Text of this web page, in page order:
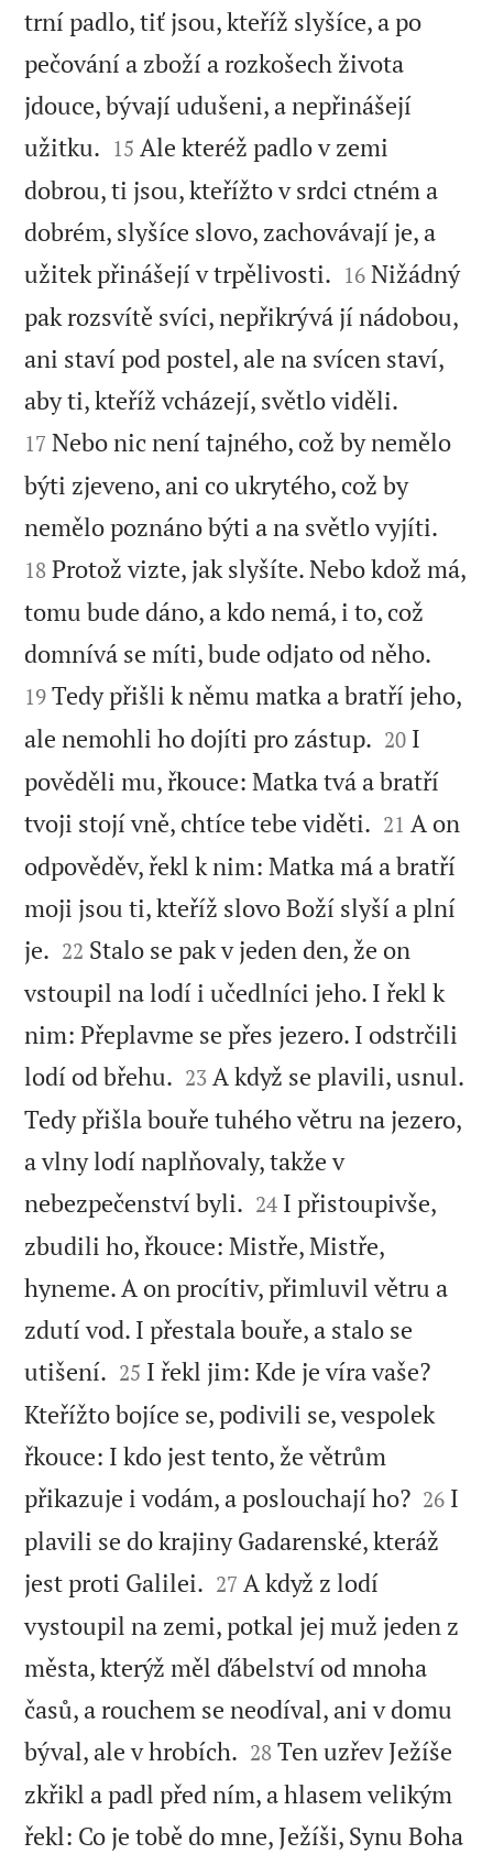
trní padlo, tiť jsou, kteříž slyšíce, a po
pečování a zboží a rozkošech života
jdouce, bývají udušeni, a nepřinášejí
užitku. 

15 Ale kteréž padlo v zemi
dobrou, ti jsou, kteřížto v srdci ctném a
dobrém, slyšíce slovo, zachovávají je, a
užitek přinášejí v trpělivosti. 

16 Nižádný
pak rozsvítě svíci, nepřikrývá jí nádobou,
ani staví pod postel, ale na svícen staví,
aby ti, kteříž vcházejí, světlo viděli.
17 Nebo nic není tajného, což by nemělo
býti zjeveno, ani co ukrytého, což by
nemělo poznáno býti a na světlo vyjíti.
18 Protož vizte, jak slyšíte. Nebo kdož má,
tomu bude dáno, a kdo nemá, i to, což
domnívá se míti, bude odjato od něho.
19 Tedy přišli k němu matka a bratří jeho,
ale nemohli ho dojíti pro zástup. 

20 I
pověděli mu, řkouce: Matka tvá a bratří
tvoji stojí vně, chtíce tebe viděti. 

21 A on
odpověděv, řekl k nim: Matka má a bratří
moji jsou ti, kteříž slovo Boží slyší a plní
je. 

22 Stalo se pak v jeden den, že on
vstoupil na lodí i učedlníci jeho. I řekl k
nim: Přeplavme se přes jezero. I odstrčili
lodí od břehu. 

23 A když se plavili, usnul.
Tedy přišla bouře tuhého větru na jezero,
a vlny lodí naplňovaly, takže v
nebezpečenství byli. 

24 I přistoupivše,
zbudili ho, řkouce: Mistře, Mistře,
hyneme. A on procítiv, přimluvil větru a
zdutí vod. I přestala bouře, a stalo se
utišení. 

25 I řekl jim: Kde je víra vaše?
Kteřížto bojíce se, podivili se, vespolek
řkouce: I kdo jest tento, že větrům
přikazuje i vodám, a poslouchají ho?
26 I
plavili se do krajiny Gadarenské, kteráž
jest proti Galilei. 

27 A když z lodí
vystoupil na zemi, potkal jej muž jeden z
města, kterýž měl ďábelství od mnoha
časů, a rouchem se neodíval, ani v domu
býval, ale v hrobích. 

28 Ten uzřev Ježíše
zkřikl a padl před ním, a hlasem velikým
řekl: Co je tobě do mne, Ježíši, Synu Boha